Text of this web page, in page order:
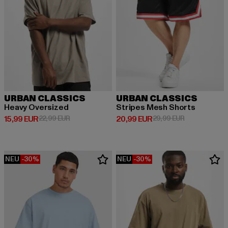
URBAN CLASSICS
Heavy Oversized
15,99 EUR
Derzeitiger Preis: 15,99 EUR
22,99 EURAktionspreis: 22,99 EUR
URBAN CLASSICS
Stripes Mesh Shorts
20,99 EUR
Derzeitiger Preis: 20,99 EUR
29,99 EURAktionspreis:
NEU -30% NEU -30%